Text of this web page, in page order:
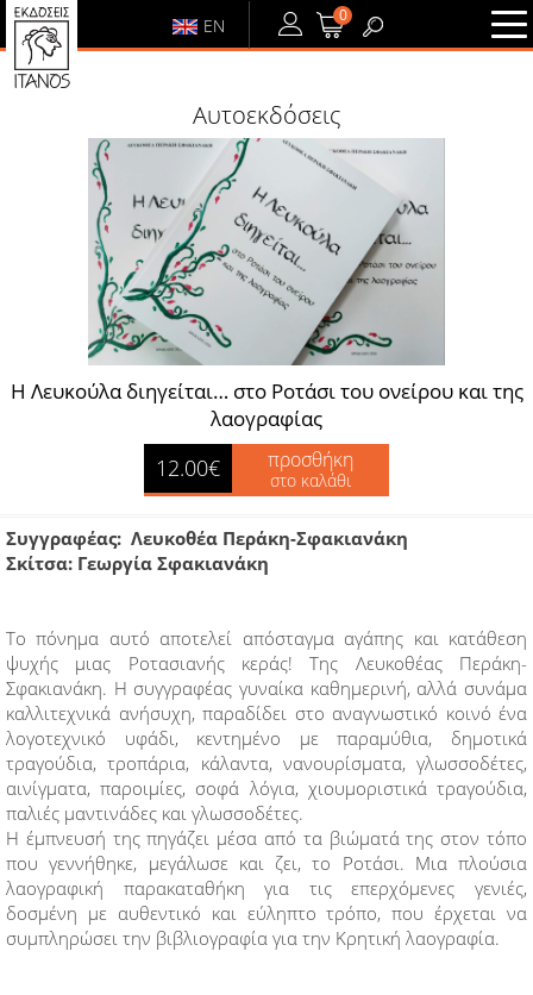
EN
ΕΙΣΟΔΟΣ
ΕΓΓΡΑΦΗ
0
Αυτοεκδόσεις
Η Λευκούλα διηγείται… στο Ροτάσι του ονείρου και της
λαογραφίας
12.00€ προσθήκη
στο καλάθι
Συγγραφέας: Λευκοθέα Περάκη-Σφακιανάκη
Σκίτσα: Γεωργία Σφακιανάκη
Το πόνημα αυτό αποτελεί απόσταγμα αγάπης και κατάθεση
ψυχής μιας Ροτασιανής κεράς! Της Λευκοθέας Περάκη-
Σφακιανάκη. Η συγγραφέας γυναίκα καθημερινή, αλλά συνάμα
καλλιτεχνικά ανήσυχη, παραδίδει στο αναγνωστικό κοινό ένα
λογοτεχνικό υφάδι, κεντημένο με παραμύθια, δημοτικά
τραγούδια, τροπάρια, κάλαντα, νανουρίσματα, γλωσσοδέτες,
αινίγματα, παροιμίες, σοφά λόγια, χιουμοριστικά τραγούδια,
παλιές μαντινάδες και γλωσσοδέτες.
Η έμπνευσή της πηγάζει μέσα από τα βιώματά της στον τόπο
που γεννήθηκε, μεγάλωσε και ζει, το Ροτάσι. Μια πλούσια
λαογραφική παρακαταθήκη για τις επερχόμενες γενιές,
δοσμένη με αυθεντικό και εύληπτο τρόπο, που έρχεται να
συμπληρώσει την βιβλιογραφία για την Κρητική λαογραφία.